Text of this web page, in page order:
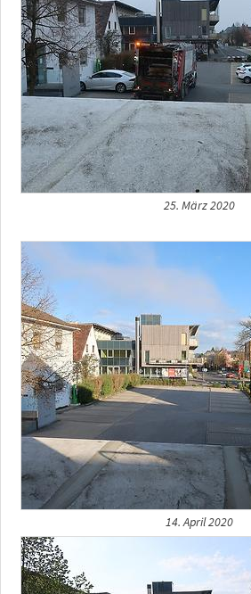
25. März 2020
14. April 2020